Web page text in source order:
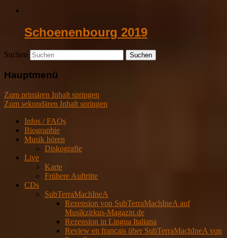
Schoenenbourg 2019
Suchen
Hauptmenü
Zum primären Inhalt springen
Zum sekundären Inhalt springen
Infos / FAQs
Biographie
Musik hören
Diskografie
Live
Karte
Frühere Auftritte
CDs
SubTerraMachIneA
Rezension von SubTerraMachIneA auf
Musikzirkus-Magazin.de
Rezension in Lingua Italiana
Review en francais über SubTerraMachIneA von